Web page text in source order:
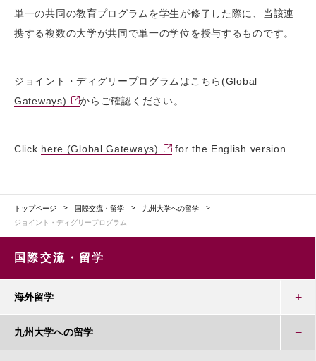
単一の共同の教育プログラムを学生が修了した際に、当該連
携する複数の大学が共同で単一の学位を授与するものです。
ジョイント・ディグリープログラムは こちら(Global
Gateways)
からご確認ください。
Click here (Global Gateways) for the English version.
トップページ 国際交流・留学
九州大学への留学
ジョイント・ディグリープログラム
国際交流・留学
海外留学
九州大学への留学